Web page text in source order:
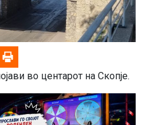
во центарот на Скопје.